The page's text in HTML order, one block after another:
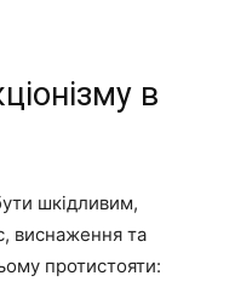
в
шкідливим,
виснаження та
протистояти: